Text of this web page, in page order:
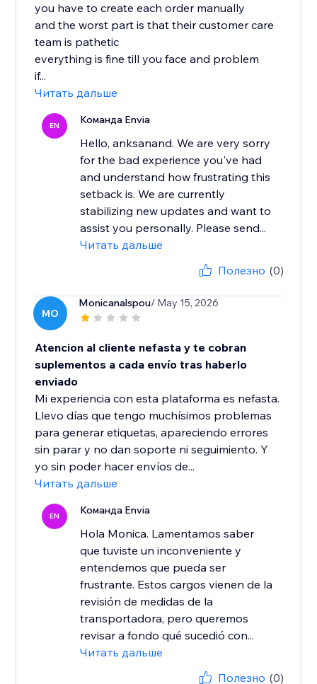
you have to create each order manually
and the worst part is that their customer care
team is pathetic
everything is fine till you face and problem
if...
Читать дальше
EN Команда Envia
Hello, anksanand. We are very sorry
for the bad experience you've had
and understand how frustrating this
setback is. We are currently
stabilizing new updates and want to
assist you personally. Please send...
Читать дальше
Полезно (0)
MO
Monicanalspou/ May 15, 2026
Atencion al cliente nefasta y te cobran
suplementos a cada envío tras haberlo
enviado
Mi experiencia con esta plataforma es nefasta.
Llevo días que tengo muchísimos problemas
para generar etiquetas, apareciendo errores
sin parar y no dan soporte ni seguimiento. Y
yo sin poder hacer envíos de...
Читать дальше
EN Команда Envia
Hola Monica. Lamentamos saber
que tuviste un inconveniente y
entendemos que pueda ser
frustrante. Estos cargos vienen de la
revisión de medidas de la
transportadora, pero queremos
revisar a fondo qué sucedió con...
Читать дальше
Полезно (0)